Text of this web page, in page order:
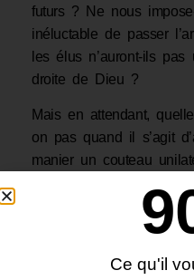
futurs ? Ne nous
inéluctable de passer
les élus n’auront-ils
droite de Dieu ?
Mais en attendant,
on pas quand il s’agit
manier un couteau
N’est-ce pas pour
gauches et nous
malhabiles qu’il est
Ce qu'il